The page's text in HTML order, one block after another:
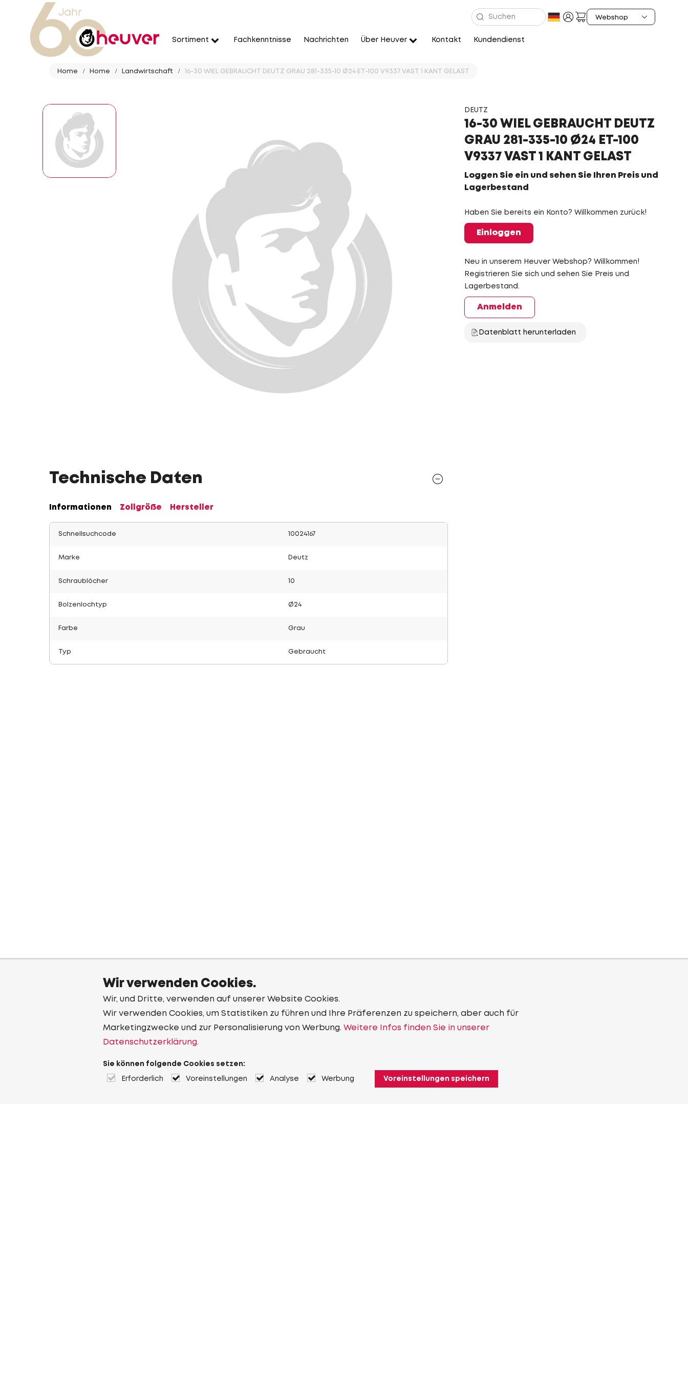
Sortiment Fachkenntnisse Nachrichten Über Heuver Kontakt Kundendienst
Home Home Landwirtschaft 16-30 WIEL GEBRAUCHT DEUTZ GRAU 281-335-10 Ø24 ET-100 V9337 VAST 1 KANT GELAST
DEUTZ
16-30 WIEL GEBRAUCHT DEUTZ
GRAU 281-335-10 Ø24 ET-100
V9337 VAST 1 KANT GELAST
Loggen Sie ein und sehen Sie Ihren Preis und
Lagerbestand
Haben Sie bereits ein Konto? Willkommen zurück!
Einloggen
Neu in unserem Heuver Webshop? Willkommen!
Registrieren Sie sich und sehen Sie Preis und
Lagerbestand.
Anmelden
Datenblatt herunterladen
Technische Daten
Informationen Zollgröße Hersteller
Schnellsuchcode 10024167
Marke Deutz
Schraublöcher 10
Bolzenlochtyp Ø24
Farbe Grau
Typ Gebraucht
Wir verwenden Cookies.
Wir, und Dritte, verwenden auf unserer Website Cookies.
Wir verwenden Cookies, um Statistiken zu führen und Ihre Präferenzen zu speichern, aber auch für
Marketingzwecke und zur Personalisierung von Werbung. Weitere Infos finden Sie in unserer
Datenschutzerklärung.
Sie können folgende Cookies setzen:
Erforderlich Voreinstellungen Analyse Werbung Voreinstellungen speichern